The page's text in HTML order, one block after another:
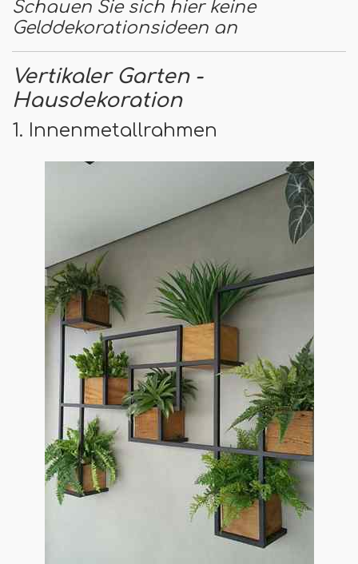
Schauen Sie sich hier keine
Gelddekorationsideen an
Vertikaler Garten -
Hausdekoration
1. Innenmetallrahmen